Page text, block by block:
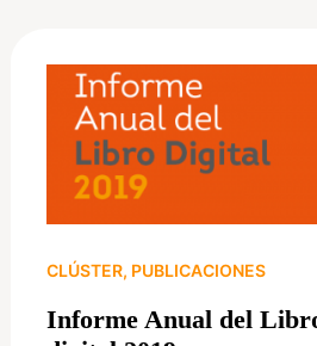
CLÚSTER, PUBLICACIONES
Informe Anual del